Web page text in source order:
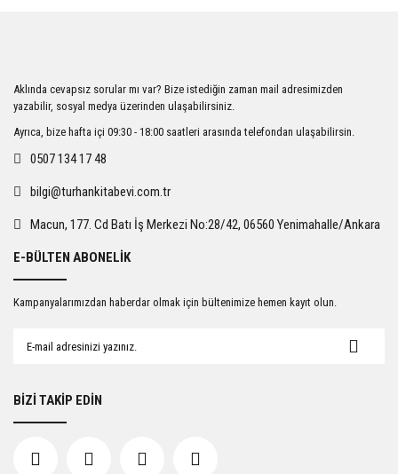
Ürün açıklamasında eksik bilgiler bulunuyor.
Ürün bilgilerinde hatalar bulunuyor.
Ürün fiyatı diğer sitelerden daha pahalı.
Gönder
Aklında cevapsız sorular mı var? Bize istediğin zaman mail adresimizden
yazabilir, sosyal medya üzerinden ulaşabilirsiniz.
Ayrıca, bize hafta içi 09:30 - 18:00 saatleri arasında telefondan ulaşabilirsin.
0507 134 17 48
bilgi@turhankitabevi.com.tr
Macun, 177. Cd Batı İş Merkezi No:28/42, 06560 Yenimahalle/Ankara
E-BÜLTEN ABONELİK
Kampanyalarımızdan haberdar olmak için bültenimize hemen kayıt olun.
BİZİ TAKİP EDİN